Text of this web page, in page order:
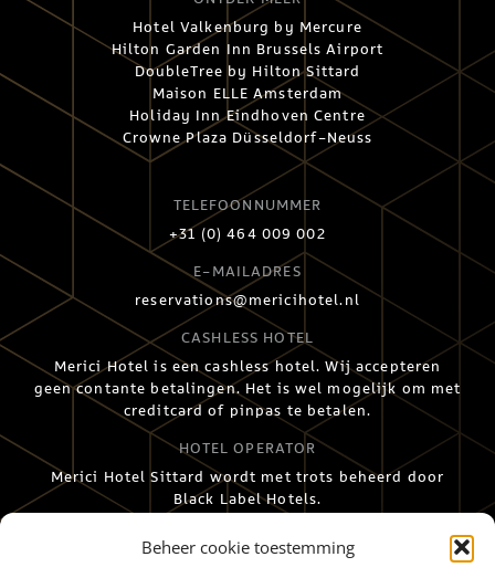
Beheer cookie toestemming
Hotel Valkenburg by Mercure
Hilton Garden Inn Brussels Airport
DoubleTree by Hilton Sittard
Maison ELLE Amsterdam
Holiday Inn Eindhoven Centre
Crowne Plaza Düsseldorf-Neuss
TELEFOONNUMMER
+31 (0) 464 009 002
E-MAILADRES
reservations@mericihotel.nl
CASHLESS HOTEL
Merici Hotel is een cashless hotel. Wij accepteren
geen contante betalingen. Het is wel mogelijk om met
creditcard of pinpas te betalen.
HOTEL OPERATOR
Merici Hotel Sittard wordt met trots beheerd door
Black Label Hotels.